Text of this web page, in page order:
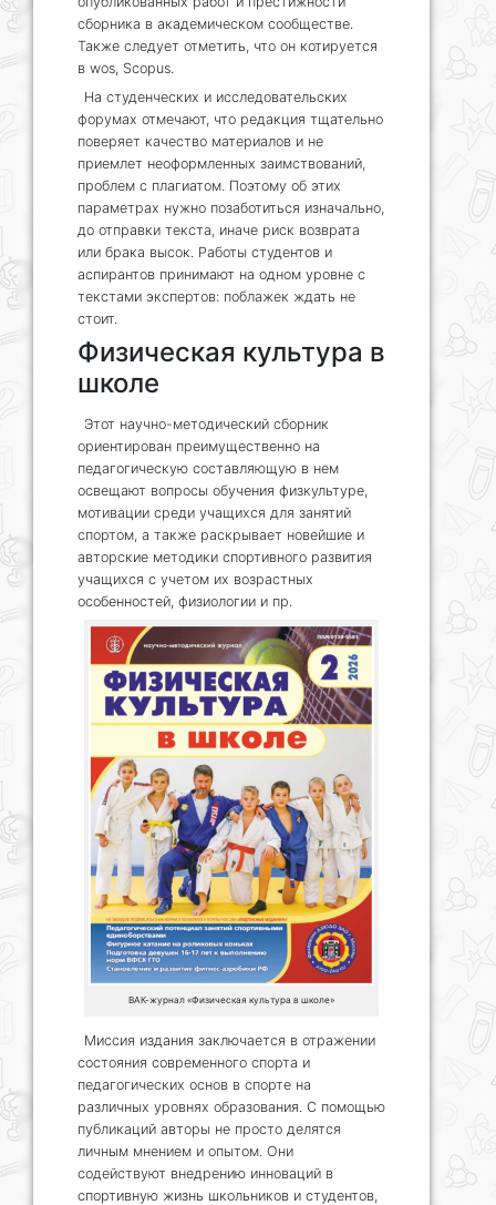
сборника в академическом сообществе.
Также следует отметить, что он котируется
в wos, Scopus.
На студенческих и исследовательских
форумах отмечают, что редакция тщательно
поверяет качество материалов и не
приемлет неоформленных заимствований,
проблем с плагиатом. Поэтому об этих
параметрах нужно позаботиться изначально,
до отправки текста, иначе риск возврата
или брака высок. Работы студентов и
аспирантов принимают на одном уровне с
текстами экспертов: поблажек ждать не
стоит.
Физическая культура в
школе
Этот научно-методический сборник
ориентирован преимущественно на
педагогическую составляющую в нем
освещают вопросы обучения физкультуре,
мотивации среди учащихся для занятий
спортом, а также раскрывает новейшие и
авторские методики спортивного развития
учащихся с учетом их возрастных
особенностей, физиологии и пр.
ВАК-журнал «Физическая культура в школе»
Миссия издания заключается в отражении
состояния современного спорта и
педагогических основ в спорте на
различных уровнях образования. С помощью
публикаций авторы не просто делятся
личным мнением и опытом. Они
содействуют внедрению инноваций в
спортивную жизнь школьников и студентов,